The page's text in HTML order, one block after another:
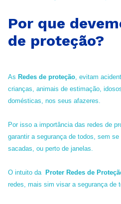
Por que
de proteção?
As Redes de proteção, evitam
crianças, animais de estimação,
domésticas, nos seus afazeres.
Por isso a importância das redes de
garantir a segurança de todos, sem
sacadas, ou perto de janelas.
O intuito da Proter Redes de
redes, mais sim visar a segurança de